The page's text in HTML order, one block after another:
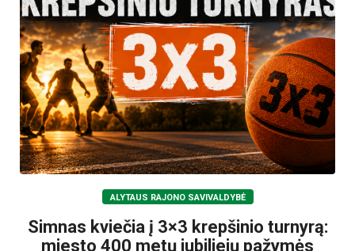
ALYTAUS RAJONO SAVIVALDYBĖ
Simnas kviečia į 3×3 krepšinio turnyrą:
miesto 400 metų jubiliejų pažymės